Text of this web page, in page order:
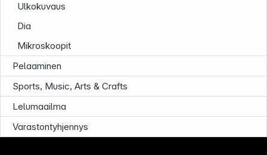
Ulkokuvaus
Dia
Mikroskoopit
Pelaaminen
Sports, Music, Arts & Crafts
Lelumaailma
Varastontyhjennys
Infoterminal